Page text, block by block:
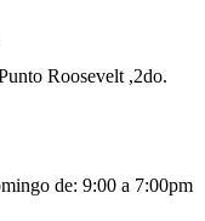
Roosevelt ,2do.
de: 9:00 a 7:00pm